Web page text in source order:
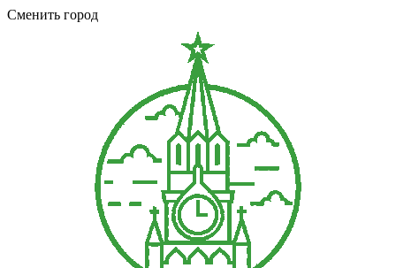
Сменить город